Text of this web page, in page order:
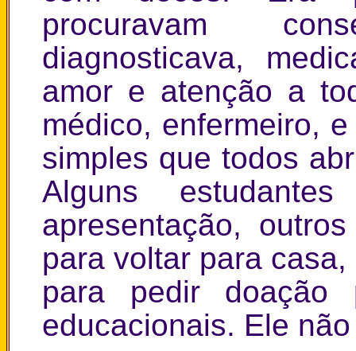
procuravam
diagnosticava,
amor e atenção a
médico, enfermeiro,
simples que todos
Alguns
apresentação,
para voltar para
para pedir doação
educacionais. Ele